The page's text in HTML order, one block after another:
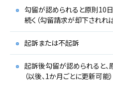
勾留が認められると原則10
続く（勾留請求が却下されれ
起訴または不起訴
起訴後勾留が認められると、
（以後、1か月ごとに更新可能）